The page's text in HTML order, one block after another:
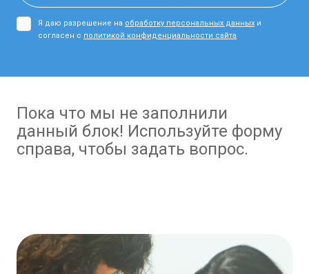
Я даю разрешение на обработку персональных данных и
согласен с политикой конфиденциальности сайта
Пока что мы не заполнили
данный блок! Используйте форму
справа, чтобы задать вопрос.